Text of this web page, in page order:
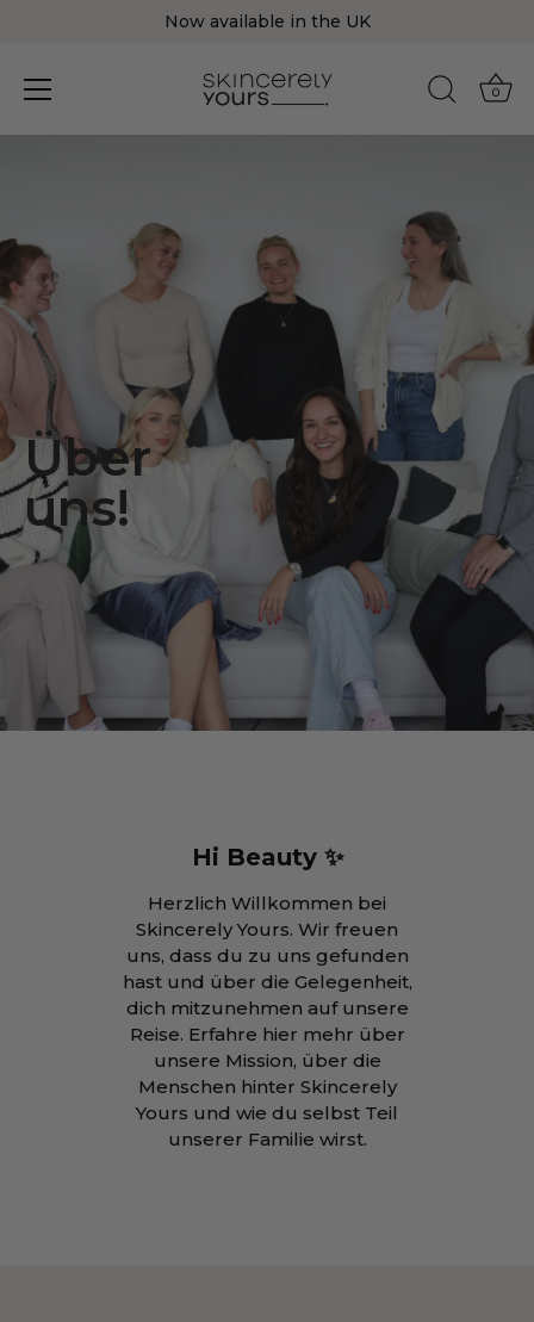
Now available in the UK
0
Über
uns!
Hi Beauty ✨
Herzlich Willkommen bei
Skincerely Yours. Wir freuen
uns, dass du zu uns gefunden
hast und über die Gelegenheit,
dich mitzunehmen auf unsere
Reise. Erfahre hier mehr über
unsere Mission, über die
Menschen hinter Skincerely
Yours und wie du selbst Teil
unserer Familie wirst.